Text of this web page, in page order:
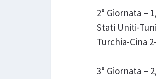
2° Giornata –
Stati Uniti-
Turchia-Cina
3° Giornata –